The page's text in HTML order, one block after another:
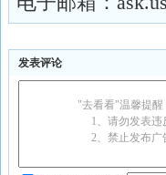
发表评论
"去看看"温馨提醒
1、请勿发表违
2、禁止发布广